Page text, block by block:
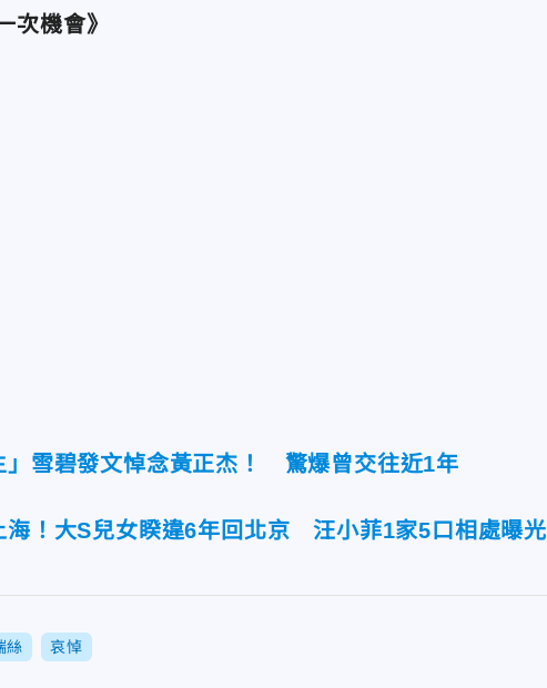
次機會》
」雪碧發文悼念黃正杰！ 驚爆曾交往近1年
海！大S兒女睽違6年回北京 汪小菲1家5口相處曝光
絲 哀悼